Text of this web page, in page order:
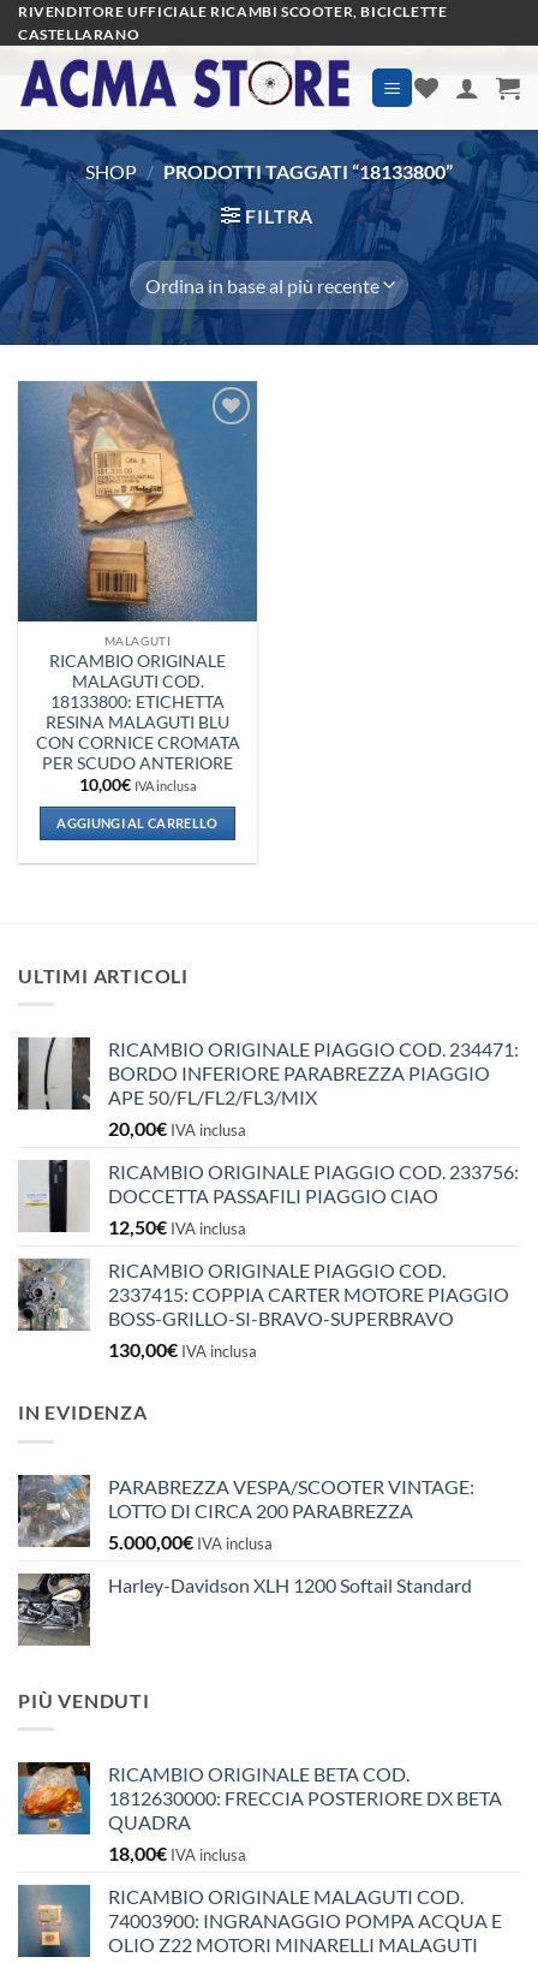
Salta
ai
contenuti
RIVENDITORE UFFICIALE RICAMBI SCOOTER, BICICLETTE
CASTELLARANO
SHOP / PRODOTTI TAGGATI “18133800”
FILTRA
Aggiungi
MALAGUTI
RICAMBIO ORIGINALE
MALAGUTI COD.
18133800: ETICHETTA
RESINA MALAGUTI BLU
CON CORNICE CROMATA
PER SCUDO ANTERIORE
10,00€ IVA inclusa
AGGIUNGI AL CARRELLO
ULTIMI ARTICOLI
RICAMBIO ORIGINALE PIAGGIO COD. 234471:
BORDO INFERIORE PARABREZZA PIAGGIO
APE 50/FL/FL2/FL3/MIX
20,00€ IVA inclusa
RICAMBIO ORIGINALE PIAGGIO COD. 233756:
DOCCETTA PASSAFILI PIAGGIO CIAO
12,50€ IVA inclusa
RICAMBIO ORIGINALE PIAGGIO COD.
2337415: COPPIA CARTER MOTORE PIAGGIO
BOSS-GRILLO-SI-BRAVO-SUPERBRAVO
130,00€ IVA inclusa
IN EVIDENZA
PARABREZZA VESPA/SCOOTER VINTAGE:
LOTTO DI CIRCA 200 PARABREZZA
5.000,00€ IVA inclusa
Harley-Davidson XLH 1200 Softail Standard
PIÙ VENDUTI
RICAMBIO ORIGINALE BETA COD.
1812630000: FRECCIA POSTERIORE DX BETA
QUADRA
18,00€ IVA inclusa
RICAMBIO ORIGINALE MALAGUTI COD.
74003900: INGRANAGGIO POMPA ACQUA E
OLIO Z22 MOTORI MINARELLI MALAGUTI